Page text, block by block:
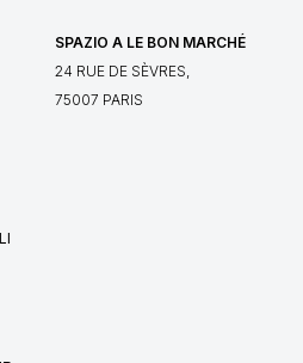
SPAZIO A LE BON MARCHÉ
24 RUE DE SÈVRES,
75007 PARIS